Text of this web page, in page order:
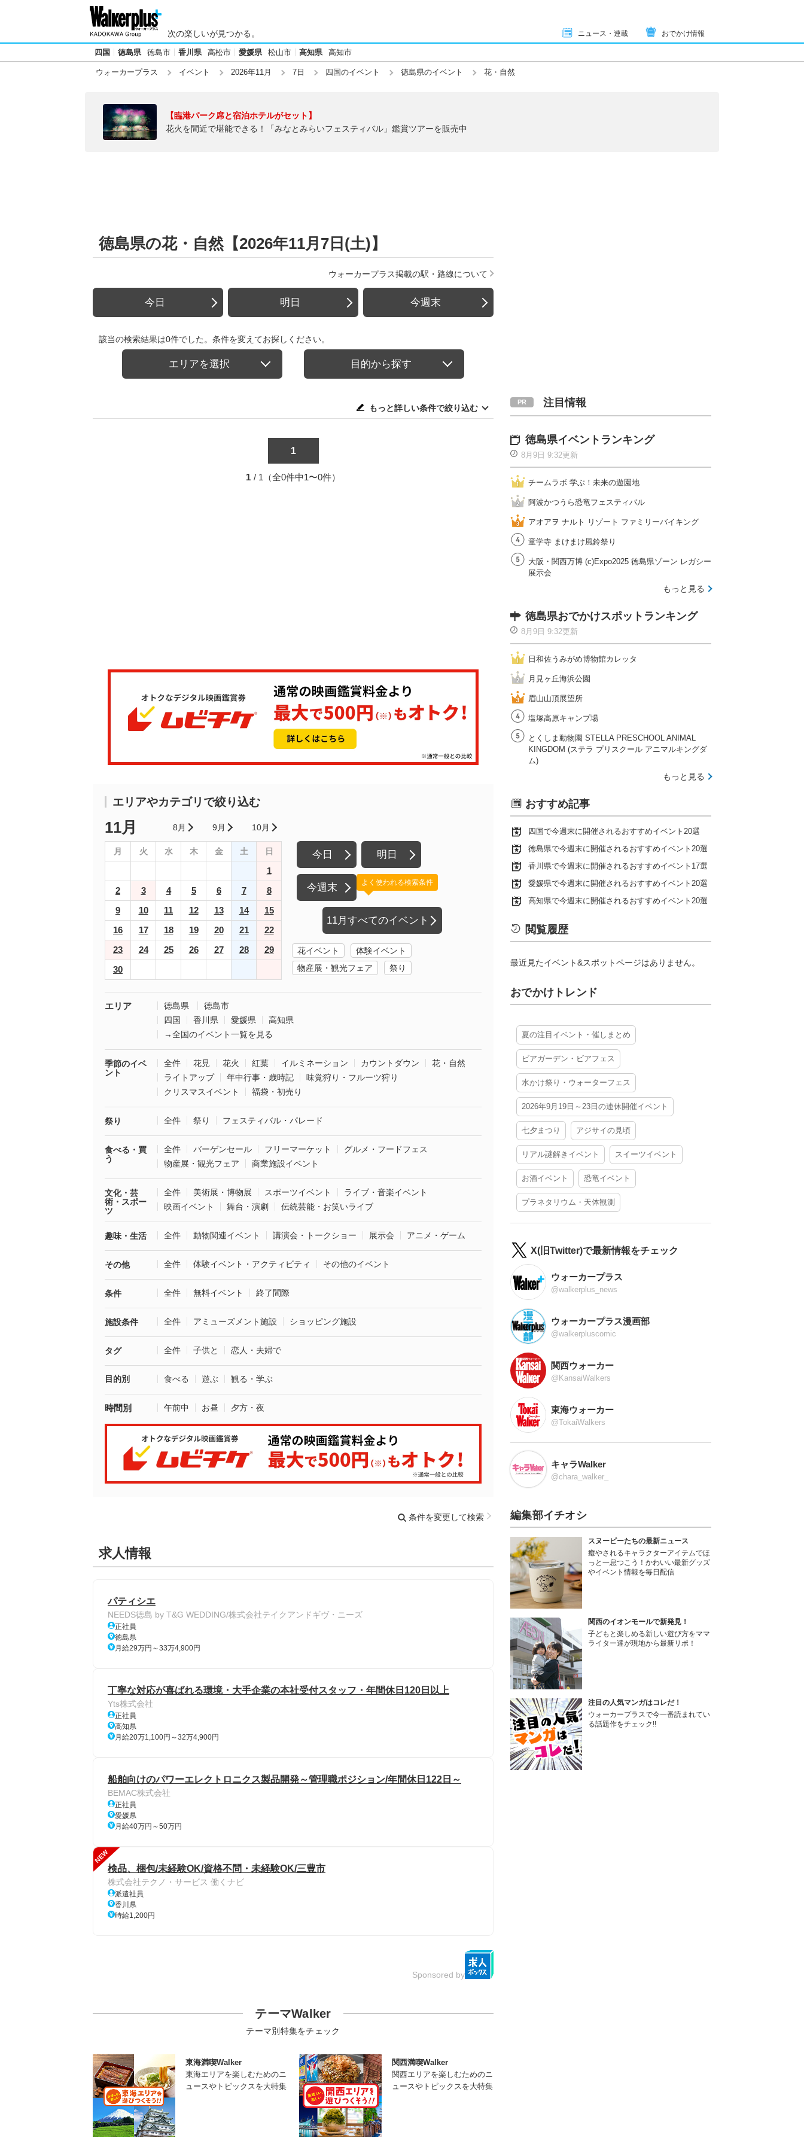
次の楽しいが見つかる。 ニュース・連載 おでかけ情報
四国 徳島県 徳島市 香川県 高松市 愛媛県 松山市 高知県 高知市
ウォーカープラス イベント 2026年11月 7日 四国のイベント 徳島県のイベント 花・自然
【臨港パーク席と宿泊ホテルがセット】
花火を間近で堪能できる！「みなとみらいフェスティバル」鑑賞ツアーを販売中
徳島県の花・自然【2026年11月7日(土)】
ウォーカープラス掲載の駅・路線について
今日 明日 今週末
該当の検索結果は0件でした。条件を変えてお探しください。
エリアを選択 目的から探す
もっと詳しい条件で絞り込む
1
1 / 1（全0件中1〜0件）
エリアやカテゴリで絞り込む
11月 8月 9月 10月
月 火 水 木 金 土 日
1
2
3 4 5 6 7
8
9
10 11 12 13 14
15
16
17 18 19 20 21
22
23
24 25 26 27 28
29
30
今日 明日
今週末
11月すべてのイベント
よく使われる検索条件
花イベント
体験イベント
物産展・観光フェア
祭り
エリア 徳島県
徳島市
四国
香川県 愛媛県
高知県
→全国のイベント一覧を見る
季節のイベ
ント
全件 花見 花火 紅葉 イルミネーション カウントダウン
花・自然
ライトアップ
年中行事・歳時記
味覚狩り・フルーツ狩り
クリスマスイベント
福袋・初売り
祭り 全件 祭り フェスティバル・パレード
食べる・買
う
全件 バーゲンセール フリーマーケット
グルメ・フードフェス
物産展・観光フェア
商業施設イベント
文化・芸
術・スポー
ツ
全件 美術展・博物展 スポーツイベント
ライブ・音楽イベント
映画イベント
舞台・演劇 伝統芸能・お笑いライブ
趣味・生活 全件 動物関連イベント 講演会・トークショー 展示会 アニメ・ゲーム
その他 全件 体験イベント・アクティビティ その他のイベント
条件 全件 無料イベント 終了間際
施設条件 全件 アミューズメント施設 ショッピング施設
タグ 全件 子供と 恋人・夫婦で
目的別 食べる 遊ぶ 観る・学ぶ
時間別 午前中 お昼 夕方・夜
条件を変更して検索
求人情報
パティシエ
NEEDS徳島 by T&G WEDDING/株式会社テイクアンドギヴ・ニーズ
正社員
徳島県
月給29万円～33万4,900円
丁寧な対応が喜ばれる環境・大手企業の本社受付スタッフ・年間休日120日以上
Yts株式会社
正社員
高知県
月給20万1,100円～32万4,900円
船舶向けのパワーエレクトロニクス製品開発～管理職ポジション/年間休日122日～
BEMAC株式会社
正社員
愛媛県
月給40万円～50万円
NEW
検品、梱包/未経験OK/資格不問・未経験OK/三豊市
株式会社テクノ・サービス 働くナビ
派遣社員
香川県
時給1,200円
Sponsored by
テーマWalker
テーマ別特集をチェック
東海満喫Walker
東海エリアを楽しむためのニ
ュースやトピックスを大特集
関西満喫Walker
関西エリアを楽しむためのニ
ュースやトピックスを大特集
注目情報
徳島県イベントランキング
8月9日 9:32更新
チームラボ 学ぶ！未来の遊園地
阿波かつうら恐竜フェスティバル
アオアヲ ナルト リゾート ファミリーバイキング
童学寺 まけまけ風鈴祭り
大阪・関西万博 (c)Expo2025 徳島県ゾーン レガシー
展示会
もっと見る
徳島県おでかけスポットランキング
8月9日 9:32更新
日和佐うみがめ博物館カレッタ
月見ヶ丘海浜公園
眉山山頂展望所
塩塚高原キャンプ場
とくしま動物園 STELLA PRESCHOOL ANIMAL
KINGDOM (ステラ プリスクール アニマルキングダ
ム)
もっと見る
おすすめ記事
四国で今週末に開催されるおすすめイベント20選
徳島県で今週末に開催されるおすすめイベント20選
香川県で今週末に開催されるおすすめイベント17選
愛媛県で今週末に開催されるおすすめイベント20選
高知県で今週末に開催されるおすすめイベント20選
閲覧履歴
最近見たイベント&スポットページはありません。
おでかけトレンド
夏の注目イベント・催しまとめ
ビアガーデン・ビアフェス
水かけ祭り・ウォーターフェス
2026年9月19日～23日の連休開催イベント
七夕まつり アジサイの見頃
リアル謎解きイベント スイーツイベント
お酒イベント 恐竜イベント
プラネタリウム・天体観測
X(旧Twitter)で最新情報をチェック
ウォーカープラス
@walkerplus_news
ウォーカープラス漫画部
@walkerpluscomic
関西ウォーカー
@KansaiWalkers
東海ウォーカー
@TokaiWalkers
キャラWalker
@chara_walker_
編集部イチオシ
スヌーピーたちの最新ニュース
癒やされるキャラクターアイテムでほ
っと一息つこう！かわいい最新グッズ
やイベント情報を毎日配信
関西のイオンモールで新発見！
子どもと楽しめる新しい遊び方をママ
ライター達が現地から最新リポ！
注目の人気マンガはコレだ！
ウォーカープラスで今一番読まれてい
る話題作をチェック!!